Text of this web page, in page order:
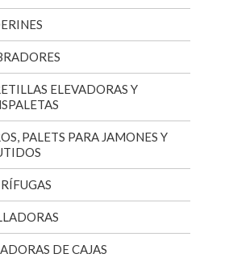
ELEVADORAS Y
PALETS PARA JAMONES Y
DE CAJAS